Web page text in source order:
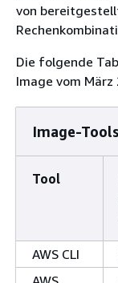
von
Die folgende
Image vom
Image-
Tool
AWS CLI